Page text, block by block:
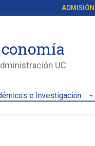
ADMISIÓN
UC
e Investigación arrow_drop_down